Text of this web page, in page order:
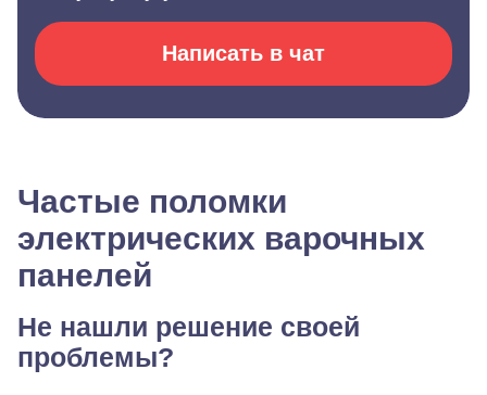
Написать в чат
Частые поломки
электрических варочных
панелей
Не нашли решение своей
проблемы?